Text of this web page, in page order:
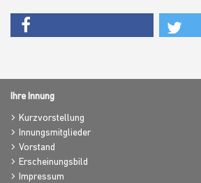
Ihre Innung
Kurzvorstellung
Innungsmitglieder
Vorstand
Erscheinungsbild
Impressum